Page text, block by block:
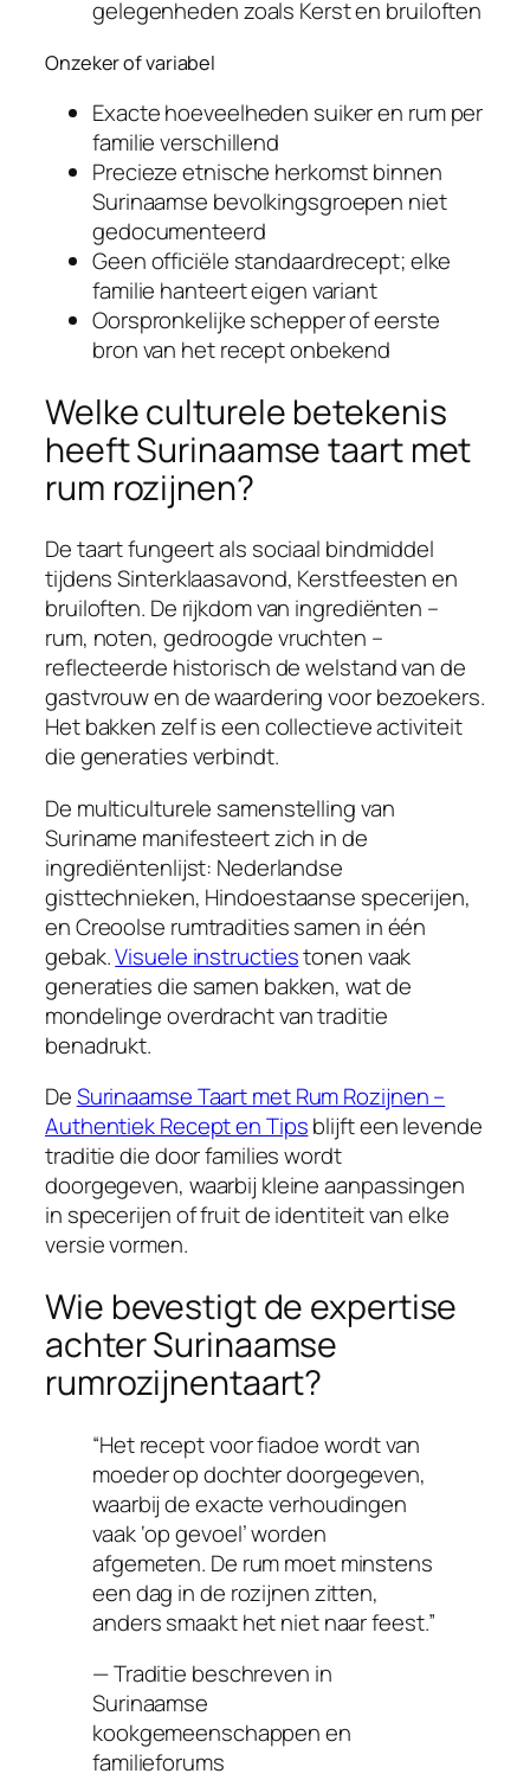
gelegenheden zoals Kerst en bruiloften
Onzeker of variabel
Exacte hoeveelheden suiker en rum per
familie verschillend
Precieze etnische herkomst binnen
Surinaamse bevolkingsgroepen niet
gedocumenteerd
Geen officiële standaardrecept; elke
familie hanteert eigen variant
Oorspronkelijke schepper of eerste
bron van het recept onbekend
Welke culturele betekenis
heeft Surinaamse taart met
rum rozijnen?
De taart fungeert als sociaal bindmiddel
tijdens Sinterklaasavond, Kerstfeesten en
bruiloften. De rijkdom van ingrediënten –
rum, noten, gedroogde vruchten –
reflecteerde historisch de welstand van de
gastvrouw en de waardering voor bezoekers.
Het bakken zelf is een collectieve activiteit
die generaties verbindt.
De multiculturele samenstelling van
Suriname manifesteert zich in de
ingrediëntenlijst: Nederlandse
gisttechnieken, Hindoestaanse specerijen,
en Creoolse rumtradities samen in één
gebak.Visuele instructiestonen vaak
generaties die samen bakken, wat de
mondelinge overdracht van traditie
benadrukt.
DeSurinaamse Taart met Rum Rozijnen –
Authentiek Recept en Tipsblijft een levende
traditie die door families wordt
doorgegeven, waarbij kleine aanpassingen
in specerijen of fruit de identiteit van elke
versie vormen.
Wie bevestigt de expertise
achter Surinaamse
rumrozijnentaart?
“Het recept voor fiadoe wordt van
moeder op dochter doorgegeven,
waarbij de exacte verhoudingen
vaak ‘op gevoel’ worden
afgemeten. De rum moet minstens
een dag in de rozijnen zitten,
anders smaakt het niet naar feest.”
— Traditie beschreven in
Surinaamse
kookgemeenschappen en
familieforums